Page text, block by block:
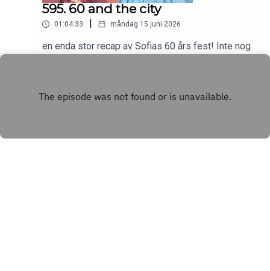
595. 60 and the city
01:04:33 | måndag 15 juni 2026
en enda stor recap av Sofias 60 års fest! Inte nog